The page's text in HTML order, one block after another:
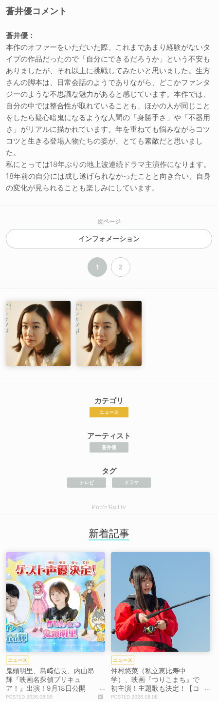
蒼井優コメント
蒼井優：
本作のオファーをいただいた際、これまであまり経験がないタ
イプの作品だったので「自分にできるだろうか」という不安も
ありましたが、それ以上に挑戦してみたいと思いました。生方
さんの脚本は、日常会話のようでありながら、どこかファンタ
ジーのような不思議な魅力があると感じています。本作では、
自分の中では整合性が取れていることも、ほかの人が同じこと
をしたら疑心暗鬼になるような人間の「身勝手さ」や「不器用
さ」がリアルに描かれています。年を重ねても悩みながらコツ
コツと生きる登場人物たちの姿が、とても素敵だと思いまし
た。
私にとっては18年ぶりの地上波連続ドラマ主演作になります。
18年前の自分には成し遂げられなかったことと向き合い、自身
の変化が見られることも楽しみにしています。
次ページ
インフォメーション
1 2
カテゴリ
ニュース
アーティスト
蒼井優
タグ
テレビ ドラマ
Pop'n'Roll.tv
新着記事
ニュース
鬼頭明里、島﨑信長、内山昂
輝『映画名探偵プリキュ
ア！』出演！9月18日公開
【コメントあり】
2026.08.09
ニュース
仲村悠菜（私立恵比寿中
学）、映画『つりこまち』で
初主演！主題歌も決定！【コ
メントあり】
2026.08.08